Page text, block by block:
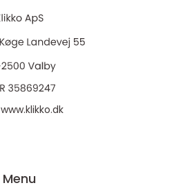
www.klikko.dk
Menu